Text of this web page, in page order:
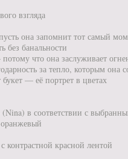
взгляда
она запомнит тот самый
без банальности
что она заслуживает
за тепло, которым она
— её портрет в цветах
в соответствии с
контрастной красной лентой